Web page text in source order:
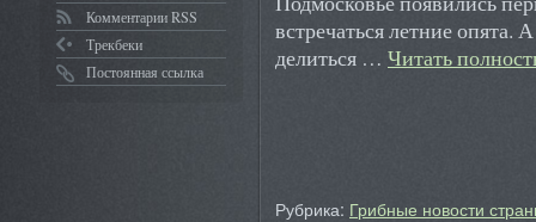
Комментарии RSS
Трекбеки
Постоянная ссылка
встречаться летние опята.
делиться … Читать
Рубрика: Грибные новости